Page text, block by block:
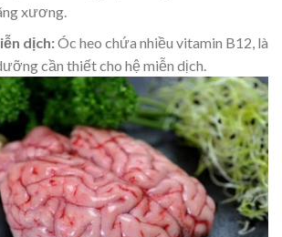
xương.
dịch:Óc heo chứa nhiều vitamin B12, là
cần thiết cho hệ miễn dịch.